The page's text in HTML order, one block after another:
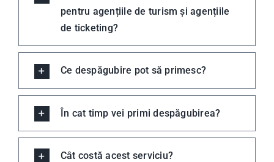
pentru agențiile de turism și agențiile
de ticketing?
Ce despăgubire pot să primesc?
În cat timp vei primi despăgubirea?
Cât costă acest serviciu?